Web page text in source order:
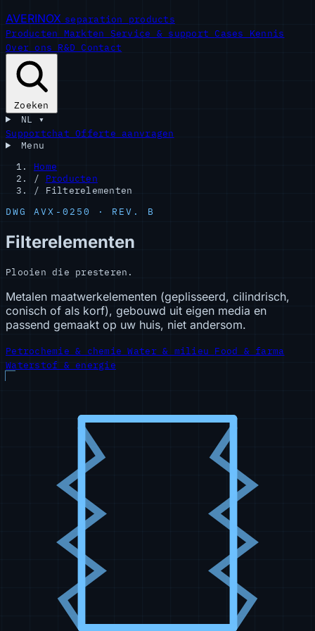
AVERINOX separation products
Producten Markten Service & support Cases Kennis
Over ons R&D Contact
Zoeken
NL ▾
SupportchatOfferte aanvragen
Menu
Home
/
Producten
/
Filterelementen
DWG AVX-0250 · REV. B
Filterelementen
Plooien die presteren.
Metalen maatwerkelementen (geplisseerd, cilindrisch,
conisch of als korf), gebouwd uit eigen media en
passend gemaakt op uw huis, niet andersom.
Petrochemie & chemieWater & milieu Food & farma
Waterstof & energie